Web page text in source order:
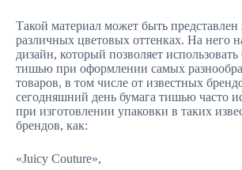
Такой материал может быть представлен
различных цветовых оттенках. На него
дизайн, который позволяет использовать
тишью при оформлении самых
товаров, в том числе от известных
сегодняшний день бумага тишью часто
при изготовлении упаковки в таких
брендов, как:
«Juicy Couture»,